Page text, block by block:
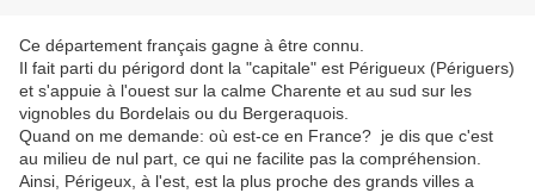
Ce département français gagne à être connu.
Il fait parti du périgord dont la "capitale" est Périgueux (Périguers)
et s'appuie à l'ouest sur la calme Charente et au sud sur les
vignobles du Bordelais ou du Bergeraquois.
Quand on me demande: où est-ce en France? je dis que c'est
au milieu de nul part, ce qui ne facilite pas la compréhension.
Ainsi, Périgeux, à l'est, est la plus proche des grands villes a